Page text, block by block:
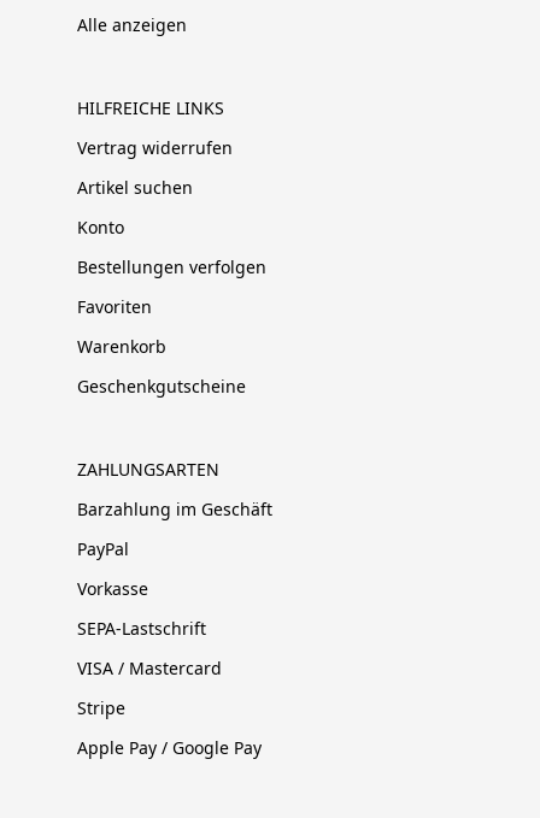
Alle anzeigen
HILFREICHE LINKS
Vertrag widerrufen
Artikel suchen
Konto
Bestellungen verfolgen
Favoriten
Warenkorb
Geschenkgutscheine
ZAHLUNGSARTEN
Barzahlung im Geschäft
PayPal
Vorkasse
SEPA-Lastschrift
VISA / Mastercard
Stripe
Apple Pay / Google Pay